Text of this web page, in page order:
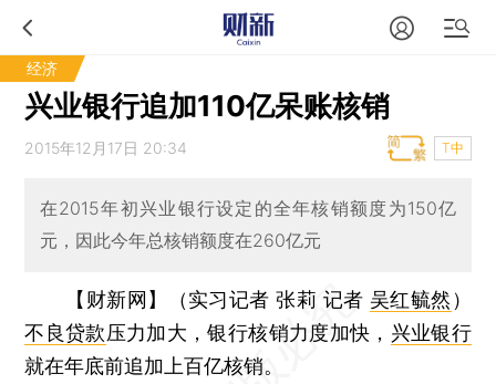
经济
兴业银行追加110亿呆账核销
2015年12月17日 20:34 T中
在2015年初兴业银行设定的全年核销额度为150亿
元，因此今年总核销额度在260亿元
【财新网】（实习记者 张莉 记者 吴红毓然 ）
不良贷款压力加大，银行核销力度加快， 兴业银行
就在年底前追加上百亿核销。